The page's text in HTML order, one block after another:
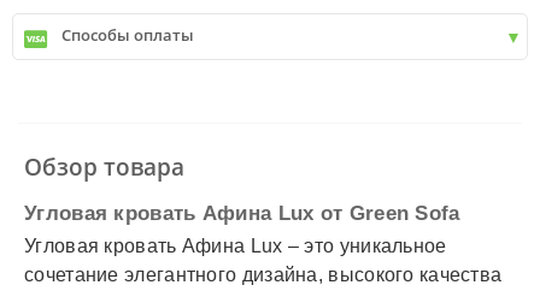
Киев пригород +30 грн\км
✓Новая почта
✓Деливери
✓Автолюкс
Способы оплаты
✓ Подробнее
Обзор товара
Угловая кровать Афина Lux от Green Sofa
Угловая кровать Афина Lux – это уникальное
сочетание элегантного дизайна, высокого качества